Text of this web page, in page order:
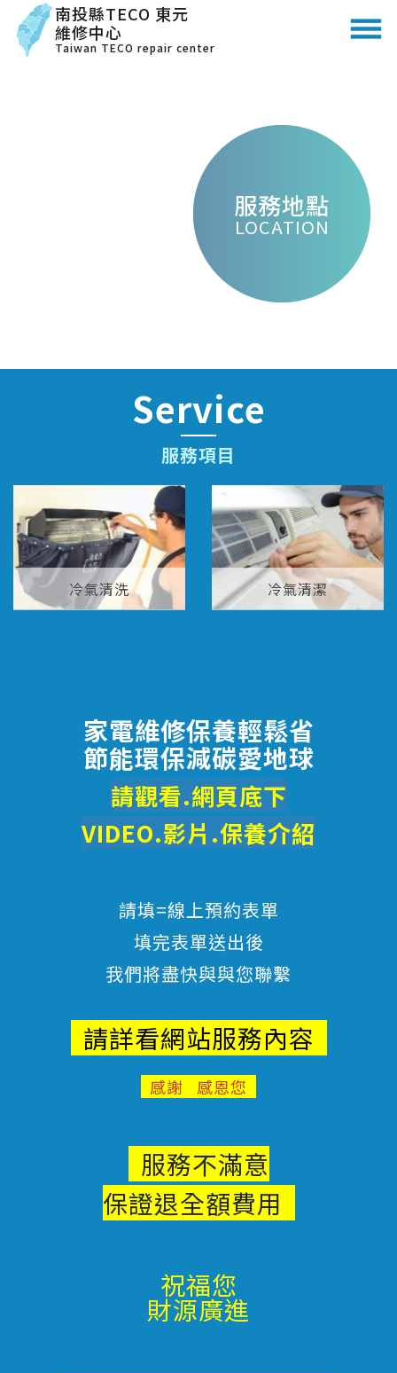
南投縣TECO 東元
維修中心
Taiwan TECO repair center
服務地點
LOCATION
Service
服務項目
冷氣清洗 冷氣清潔
家電維修保養輕鬆省
節能環保減碳愛地球
請觀看.網頁底下
VIDEO.影片.保養介紹
請填=線上預約表單
填完表單送出後
我們將盡快與與您聯繫
請詳看網站服務內容
感謝 感恩您
服務不滿意
保證退全額費用
祝福您
財源廣進